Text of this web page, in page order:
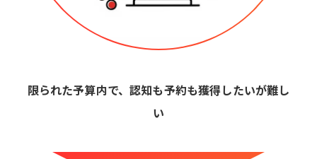
限られた予算内で、認知も予約も獲得したいが難し
い